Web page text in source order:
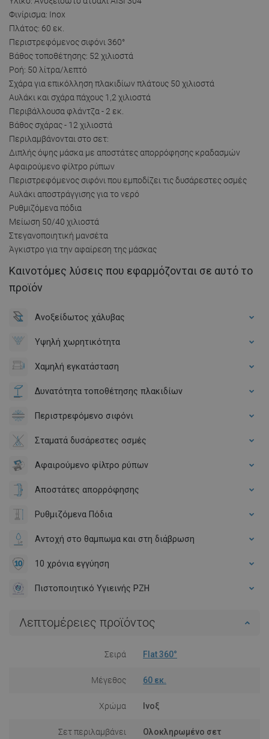
Φινίρισμα: Inox
Πλάτος: 60 εκ.
Περιστρεφόμενος σιφόνι 360°
Βάθος τοποθέτησης: 52 χιλιοστά
Ροή: 50 λίτρα/λεπτό
Σχάρα για επικόλληση πλακιδίων πλάτους 50 χιλιοστά
Αυλάκι και σχάρα πάχους 1,2 χιλιοστά
Περιβάλλουσα φλάντζα - 2 εκ.
Βάθος σχάρας - 12 χιλιοστά
Περιλαμβάνονται στο σετ:
Διπλής όψης μάσκα με αποστάτες απορρόφησης κραδασμών
Αφαιρούμενο φίλτρο ρύπων
Περιστρεφόμενος σιφόνι που εμποδίζει τις δυσάρεστες οσμές
Αυλάκι αποστράγγισης για το νερό
Ρυθμιζόμενα πόδια
Μείωση 50/40 χιλιοστά
Στεγανοποιητική μανσέτα
Άγκιστρο για την αφαίρεση της μάσκας
Καινοτόμες λύσεις που εφαρμόζονται σε αυτό το
προϊόν
Ανοξείδωτος χάλυβας
Υψηλή χωρητικότητα
Χαμηλή εγκατάσταση
Δυνατότητα τοποθέτησης πλακιδίων
Περιστρεφόμενο σιφόνι
Σταματά δυσάρεστες οσμές
Αφαιρούμενο φίλτρο ρύπων
Αποστάτες απορρόφησης
Ρυθμιζόμενα Πόδια
Αντοχή στο θαμπωμα και στη διάβρωση
10 χρόνια εγγύηση
Πιστοποιητικό Υγιεινής PZH
Λεπτομέρειες προϊόντος
Σειρά Flat 360°
Μέγεθος 60 εκ.
Χρώμα Ινοξ
Σετ περιλαμβάνει Ολοκληρωμένο σετ